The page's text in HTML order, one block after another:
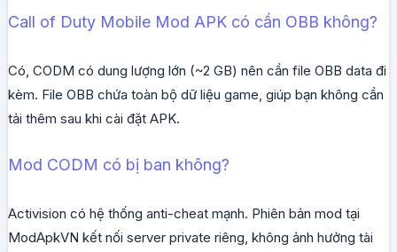
Call of Duty Mobile Mod APK có cần OBB không?
Có, CODM có dung lượng lớn (~2 GB) nên cần file OBB data đi
kèm. File OBB chứa toàn bộ dữ liệu game, giúp bạn không cần
tải thêm sau khi cài đặt APK.
Mod CODM có bị ban không?
Activision có hệ thống anti-cheat mạnh. Phiên bản mod tại
ModApkVN kết nối server private riêng, không ảnh hưởng tài